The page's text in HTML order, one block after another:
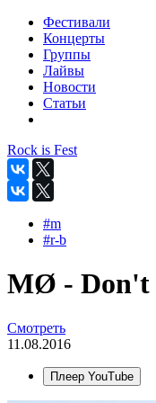
Фестивали
Концерты
Группы
Лайвы
Новости
Статьи
Rock is Fest
#m
#r-b
MØ - Don't
Смотреть
11.08.2016
Плеер YouTube